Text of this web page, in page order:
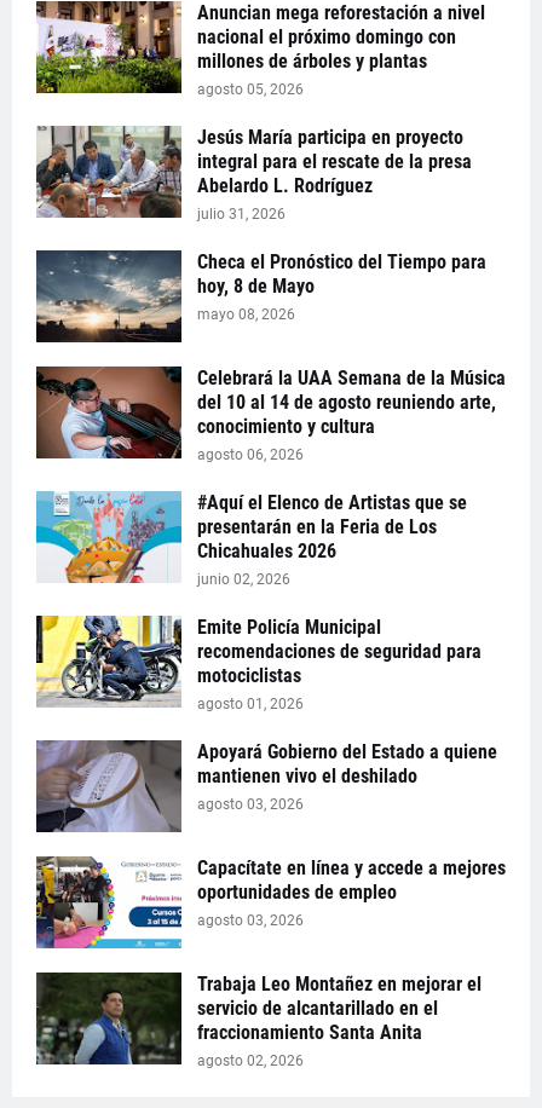
Anuncian mega reforestación a nivel
nacional el próximo domingo con
millones de árboles y plantas
agosto 05, 2026
Jesús María participa en proyecto
integral para el rescate de la presa
Abelardo L. Rodríguez
julio 31, 2026
Checa el Pronóstico del Tiempo para
hoy, 8 de Mayo
mayo 08, 2026
Celebrará la UAA Semana de la Música
del 10 al 14 de agosto reuniendo arte,
conocimiento y cultura
agosto 06, 2026
#Aquí el Elenco de Artistas que se
presentarán en la Feria de Los
Chicahuales 2026
junio 02, 2026
Emite Policía Municipal
recomendaciones de seguridad para
motociclistas
agosto 01, 2026
Apoyará Gobierno del Estado a quiene
mantienen vivo el deshilado
agosto 03, 2026
Capacítate en línea y accede a mejores
oportunidades de empleo
agosto 03, 2026
Trabaja Leo Montañez en mejorar el
servicio de alcantarillado en el
fraccionamiento Santa Anita
agosto 02, 2026